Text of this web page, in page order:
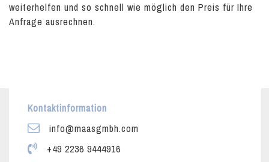
weiterhelfen und so schnell wie möglich den Preis für Ihre
Anfrage ausrechnen.
Kontaktinformation
info@maasgmbh.com
+49 2236 9444916